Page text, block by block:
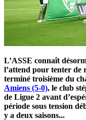
L’ASSE connaît
l’attend pour tenter de
terminé troisième du
Amiens (5-0), le club
de Ligue 2 avant
période sous tension
y a deux saisons...